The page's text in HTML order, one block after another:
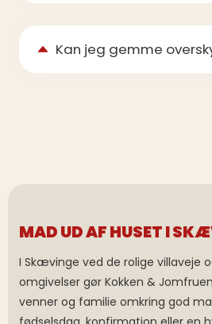
Kan jeg gemme
MAD UD AF HUSET I
I Skævinge ved de rolige villaveje
omgivelser gør Kokken &
venner og familie omkring god